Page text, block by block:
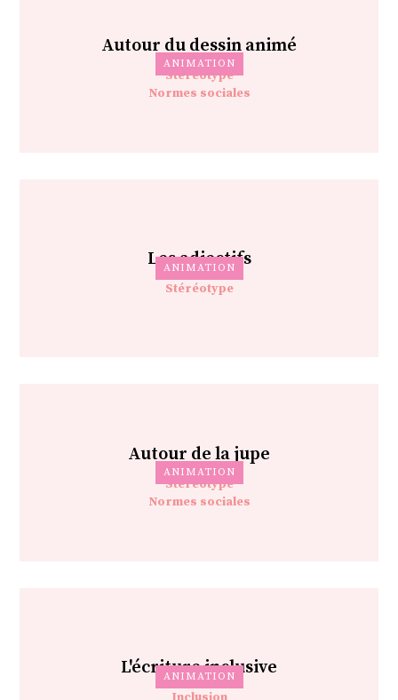
ANIMATION
Autour du dessin animé
Stéréotype
Normes sociales
ANIMATION
Les adjectifs
Stéréotype
ANIMATION
Autour de la jupe
Stéréotype
Normes sociales
ANIMATION
L'écriture inclusive